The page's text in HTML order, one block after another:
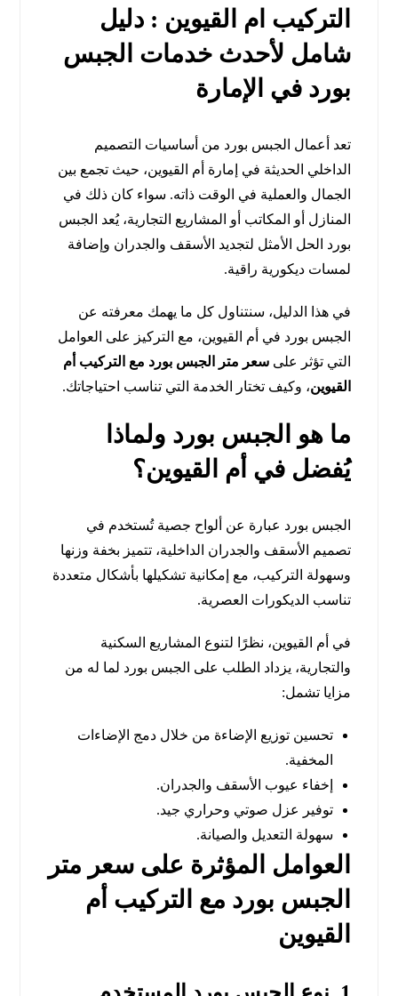
التركيب ام القيوين : دليل
شامل لأحدث خدمات الجبس
بورد في الإمارة
تعد أعمال الجبس بورد من أساسيات التصميم
الداخلي الحديثة في إمارة أم القيوين، حيث تجمع بين
الجمال والعملية في الوقت ذاته. سواء كان ذلك في
المنازل أو المكاتب أو المشاريع التجارية، يُعد الجبس
بورد الحل الأمثل لتجديد الأسقف والجدران وإضافة
لمسات ديكورية راقية.
في هذا الدليل، سنتناول كل ما يهمك معرفته عن
الجبس بورد في أم القيوين، مع التركيز على العوامل
التي تؤثر علىسعر متر الجبس بورد مع التركيب أم
القيوين، وكيف تختار الخدمة التي تناسب احتياجاتك.
ما هو الجبس بورد ولماذا
يُفضل في أم القيوين؟
الجبس بورد عبارة عن ألواح جصية تُستخدم في
تصميم الأسقف والجدران الداخلية، تتميز بخفة وزنها
وسهولة التركيب، مع إمكانية تشكيلها بأشكال متعددة
تناسب الديكورات العصرية.
في أم القيوين، نظرًا لتنوع المشاريع السكنية
والتجارية، يزداد الطلب على الجبس بورد لما له من
مزايا تشمل:
تحسين توزيع الإضاءة من خلال دمج الإضاءات
المخفية.
إخفاء عيوب الأسقف والجدران.
توفير عزل صوتي وحراري جيد.
سهولة التعديل والصيانة.
العوامل المؤثرة على سعر متر
الجبس بورد مع التركيب أم
القيوين